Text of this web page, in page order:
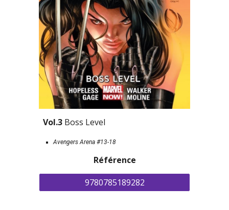
Vol.3 Boss Level
Avengers Arena #13-18
Référence
9780785189282